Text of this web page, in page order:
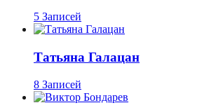
5 Записей
Татьяна Галацан
8 Записей